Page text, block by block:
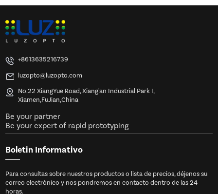
+8613635216739
luzopto@luzopto.com
No.22 XiangYue Road, Xiang'an Industrial Park I,
Xiamen,FuJian,China
Be your partner
Be your expert of rapid prototyping
Boletin Informativo
Para consultas sobre nuestros productos o lista de precios, déjenos su
correo electrónico y nos pondremos en contacto dentro de las 24
horas.